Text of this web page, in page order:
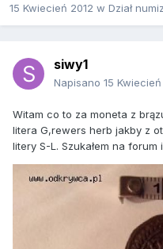
15 Kwiecień 2012 w Dział
siwy1
Napisano 15 Kwiecień
Witam co to za moneta z
litera G,rewers herb jakby z
litery S-L. Szukałem na